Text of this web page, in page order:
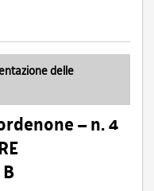
delle
– n. 4